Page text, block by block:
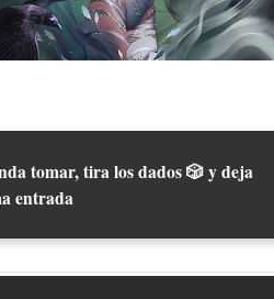
tomar, tira los dados 🎲 y deja
entrada